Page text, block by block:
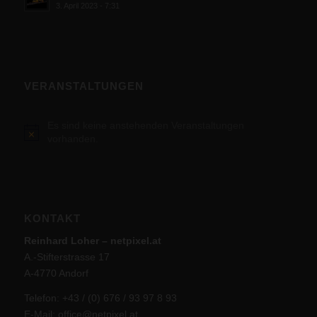
Hinweis
Reinhard Loher – netpixel.at
A.-Stifterstrasse 17
A-4770 Andorf
Telefon: +43 / (0) 676 / 93 97 8 93
E-Mail:
office@netpixel.at